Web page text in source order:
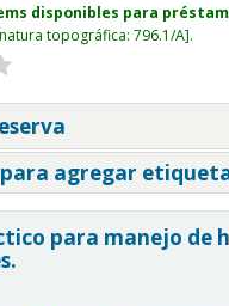
disponibles para
topográfica: 796.1/A .
agregar
para manejo de